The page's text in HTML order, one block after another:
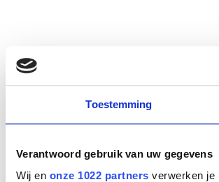
Toestemming
Verantwoord gebruik van uw gegevens
Wij en onze 1022 partners verwerken je